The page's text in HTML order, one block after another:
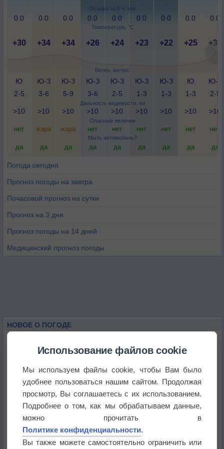
Осадки за 6 ч, мм
Температура, °C
Ветер, метр/с
Дальность видимости, км
Опасные явления
Мыть автомобиль?
0.0 0.0 0.0 0.0 0.0 0.0 0.0 0.0 0.0
+30 +34 +34 +26 +24 +23 +22 +25 +31
Ю
2-5
Ю-З
3-6
Ю-З
5-9
Ю-З
3-6
Ю-З
2-5
Ю-З
1-3
Ю-З
1-3
Ю
1-3
Ю-З
2-5
>10 >10 >10 >10 >10 >10 >10 >10 >10
нет жара жара нет нет нет нет нет нет
да да да да да да да да да
Погода сегодня
Прогноз погоды на завтра
Почасовой прогноз на сутки
Прогноз на 3 дня
Прогноз погоды на 14 дней
Медицинский прогноз погоды
НОВОЕ О ПОГОДЕ
Приложение построит маршрут через тень
Атмосфера начала замерзать
В Приморье обнаружены морские волны тепла
Использование файлов cookie
Мы используем файлы cookie, чтобы Вам было
удобнее пользоваться нашим сайтом. Продолжая
просмотр, Вы соглашаетесь с их использованием.
Подробнее о том, как мы обрабатываем данные,
можно прочитать в
Политике конфиденциальности.
Вы также можете самостоятельно ограничить или